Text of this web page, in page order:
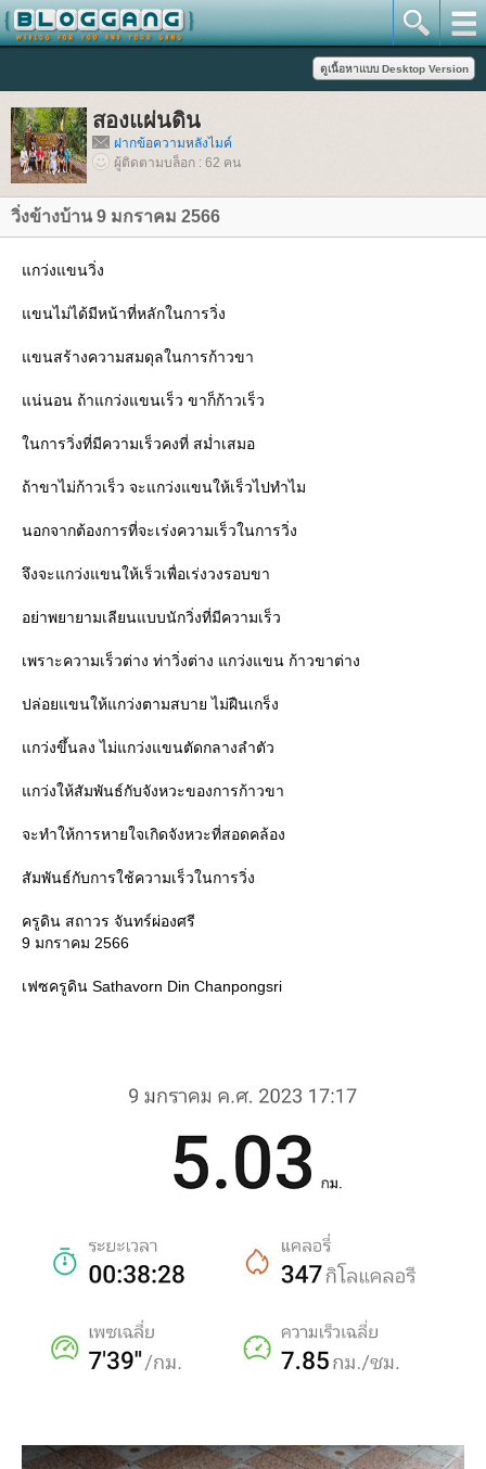
สองแผ่นดิน
ฝากข้อความหลังไมค์
ผู้ติดตามบล็อก : 62 คน
วิ่งข้างบ้าน 9 มกราคม 2566
กว่งแขนวิ่ง
ขนไม่ได้มีหน้าที่หลักในการวิ่ง
ขนสร้างความสมดุลในการก้าวขา
น่นอน ถ้าแกว่งแขนเร็ว ขาก็ก้าวเร็ว
นการวิ่งที่มีความเร็วคงที่ สม่ำเสมอ
ถ้าขาไม่ก้าวเร็ว จะแกว่งแขนให้เร็วไปทำไม
นอกจากต้องการที่จะเร่งความเร็วในการวิ่ง
จึงจะแกว่งแขนให้เร็วเพื่อเร่งวงรอบขา
อย่าพยายามเลียนแบบนักวิ่งที่มีความเร็ว
เพราะความเร็วต่าง ท่าวิ่งต่าง แกว่งแขน ก้าวขาต่าง
ปล่อยแขนให้แกว่งตามสบาย ไม่ฝืนเกร็ง
กว่งขึ้นลง ไม่แกว่งแขนตัดกลางลำตัว
กว่งให้สัมพันธ์กับจังหวะของการก้าวขา
จะทำให้การหายใจเกิดจังหวะที่สอดคล้อง
สัมพันธ์กับการใช้ความเร็วในการวิ่ง
ครูดิน สถาวร จันทร์ผ่องศรี
9 มกราคม 2566
เฟซครูดิน Sathavorn Din Chanpongsri